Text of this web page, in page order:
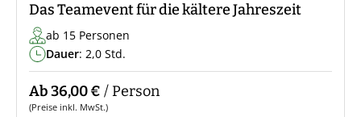
Das Teamevent für die kältere Jahreszeit
ab 15 Personen
Dauer: 2,0 Std.
Ab 36,00 € / Person
(Preise inkl. MwSt.)